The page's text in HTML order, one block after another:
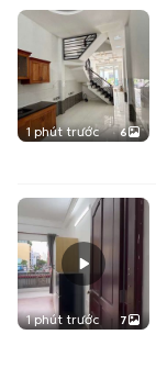
1 phút trước 6
1 phút trước 7